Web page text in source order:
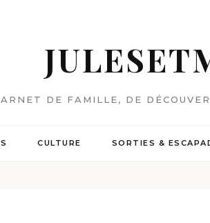
DE FAMILLE, DE
CULTURE SORTIES &